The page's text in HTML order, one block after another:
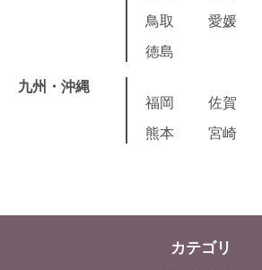
鳥取
愛媛
徳島
九州・沖縄
福岡
佐賀
熊本
宮崎
カテゴリ